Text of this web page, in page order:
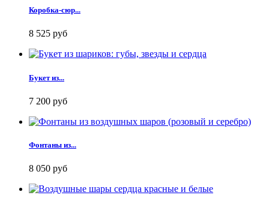
Коробка-сюр...
8 525 руб
Букет из...
7 200 руб
Фонтаны из...
8 050 руб